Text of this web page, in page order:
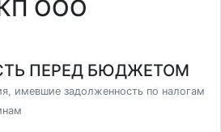
ООО
ПЕРЕД БЮДЖЕТОМ
имевшие задолженность по налогам